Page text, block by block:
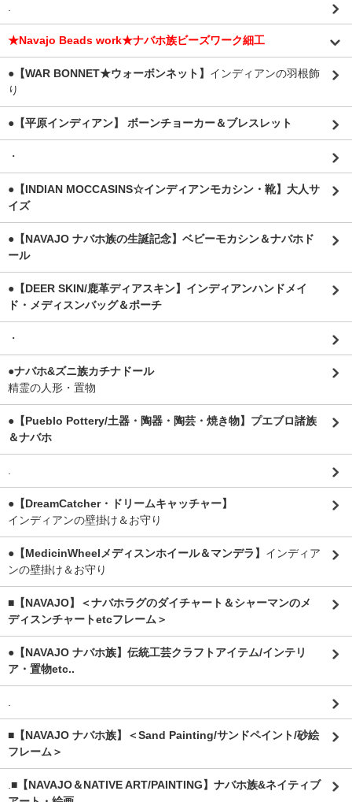
.
★Navajo Beads work★ナバホ族ビーズワーク細工
●【WAR BONNET★ウォーボンネット】 インディアンの羽根飾
り
●【平原インディアン】 ボーンチョーカー＆ブレスレット
・
●【INDIAN MOCCASINS☆インディアンモカシン・靴】大人サ
イズ
●【NAVAJO ナバホ族の生誕記念】ベビーモカシン＆ナバホド
ール
●【DEER SKIN/鹿革ディアスキン】インディアンハンドメイ
ド・メディスンバッグ＆ポーチ
・
●ナバホ&ズニ族カチナドール
精霊の人形・置物
●【Pueblo Pottery/土器・陶器・陶芸・焼き物】プエブロ諸族
＆ナバホ
.
●【DreamCatcher・ドリームキャッチャー】
インディアンの壁掛け＆お守り
●【MedicinWheelメディスンホイール＆マンデラ】 インディア
ンの壁掛け＆お守り
■【NAVAJO】＜ナバホラグのダイチャート＆シャーマンのメ
ディスンチャートetcフレーム＞
●【NAVAJO ナバホ族】伝統工芸クラフトアイテム/インテリ
ア・置物etc..
.
■【NAVAJO ナバホ族】＜Sand Painting/サンドペイント/砂絵
フレーム＞
.■【NAVAJO＆NATIVE ART/PAINTING】ナバホ族&ネイティブ